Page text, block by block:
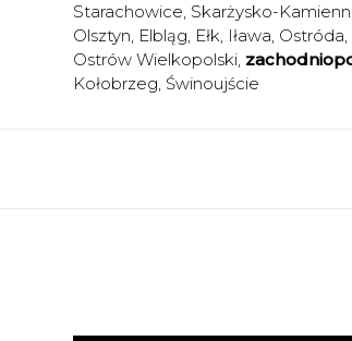
Starachowice, Skarżysko-
Olsztyn, Elbląg, Ełk, Iława, Ostróda,
Ostrów Wielkopolski,
Kołobrzeg, Świnoujście